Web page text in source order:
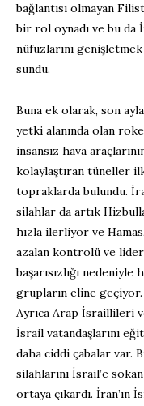
bağlantısı olmayan
bir rol oynadı ve bu da
nüfuzlarını
sundu.
Buna ek olarak, son
yetki alanında olan roket
insansız hava
kolaylaştıran tüneller
topraklarda bulundu.
silahlar da artık
hızla ilerliyor ve
azalan kontrolü ve
başarısızlığı
grupların eline geçiyor.
Ayrıca Arap İsraillileri
İsrail vatandaşlarını
daha ciddi çabalar var.
silahlarını İsrail’e
ortaya çıkardı. İran’ın